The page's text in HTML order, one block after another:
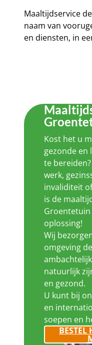
Maaltijdservice
naam van
en diensten, in
Kost het u
gezonde en
te
werk,
invaliditeit
is de
oplossing!
Wij
omgeving
natuurlijk
en gezond.
U kunt bij
en
soepen en
BESTEL